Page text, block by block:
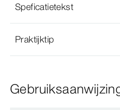
Speficatietekst
Praktijktip